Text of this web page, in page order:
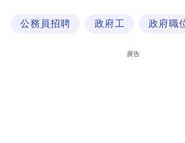
公務員招聘 政府工 政府職
廣告